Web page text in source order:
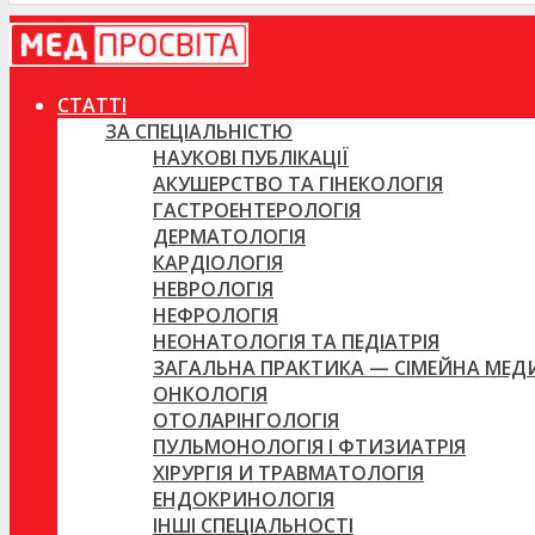
СТАТТІ
ЗА СПЕЦІАЛЬНІСТЮ
НАУКОВІ ПУБЛІКАЦІЇ
АКУШЕРСТВО ТА ГІНЕКОЛОГІЯ
ГАСТРОЕНТЕРОЛОГІЯ
ДЕРМАТОЛОГІЯ
КАРДІОЛОГІЯ
НЕВРОЛОГІЯ
НЕФРОЛОГІЯ
НЕОНАТОЛОГІЯ ТА ПЕДІАТРІЯ
ЗАГАЛЬНА ПРАКТИКА — СІМЕЙНА
ОНКОЛОГІЯ
ОТОЛАРІНГОЛОГІЯ
ПУЛЬМОНОЛОГІЯ І ФТИЗИАТРІЯ
ХІРУРГІЯ И ТРАВМАТОЛОГІЯ
ЕНДОКРИНОЛОГІЯ
ІНШІ СПЕЦІАЛЬНОСТІ